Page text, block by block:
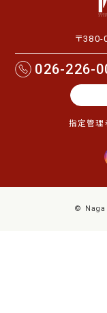
〒380-
026-226-
指定管理
©